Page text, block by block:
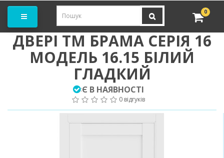
0
ДВЕРІ ТМ БРАМА СЕРІЯ 16
МОДЕЛЬ 16.15 БІЛИЙ
ГЛАДКИЙ
:Є В НАЯВНОСТІ
0 відгуків